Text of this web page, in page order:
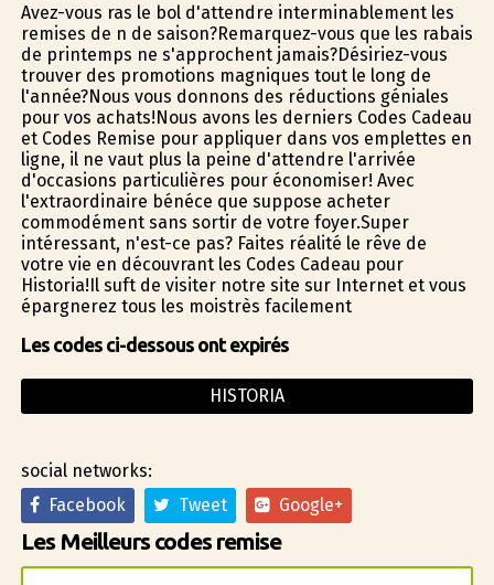
Avez-vous ras le bol d'attendre interminablement les
remises de fin de saison?Remarquez-vous que les rabais
de printemps ne s'approchent jamais?Désiriez-vous
trouver des promotions magnifiques tout le long de
l'année?Nous vous donnons des réductions géniales
pour vos achats!Nous avons les derniers Codes Cadeau
et Codes Remise pour appliquer dans vos emplettes en
ligne, il ne vaut plus la peine d'attendre l'arrivée
d'occasions particulières pour économiser! Avec
l'extraordinaire bénéfice que suppose acheter
commodément sans sortir de votre foyer.Super
intéressant, n'est-ce pas? Faites réalité le rêve de
votre vie en découvrant les Codes Cadeau pour
Historia!Il suffit de visiter notre site sur Internet et vous
épargnerez tous les moistrès facilement
Les codes ci-dessous ont expirés
HISTORIA
social networks:
Facebook
Tweet Google+
Les Meilleurs codes remise